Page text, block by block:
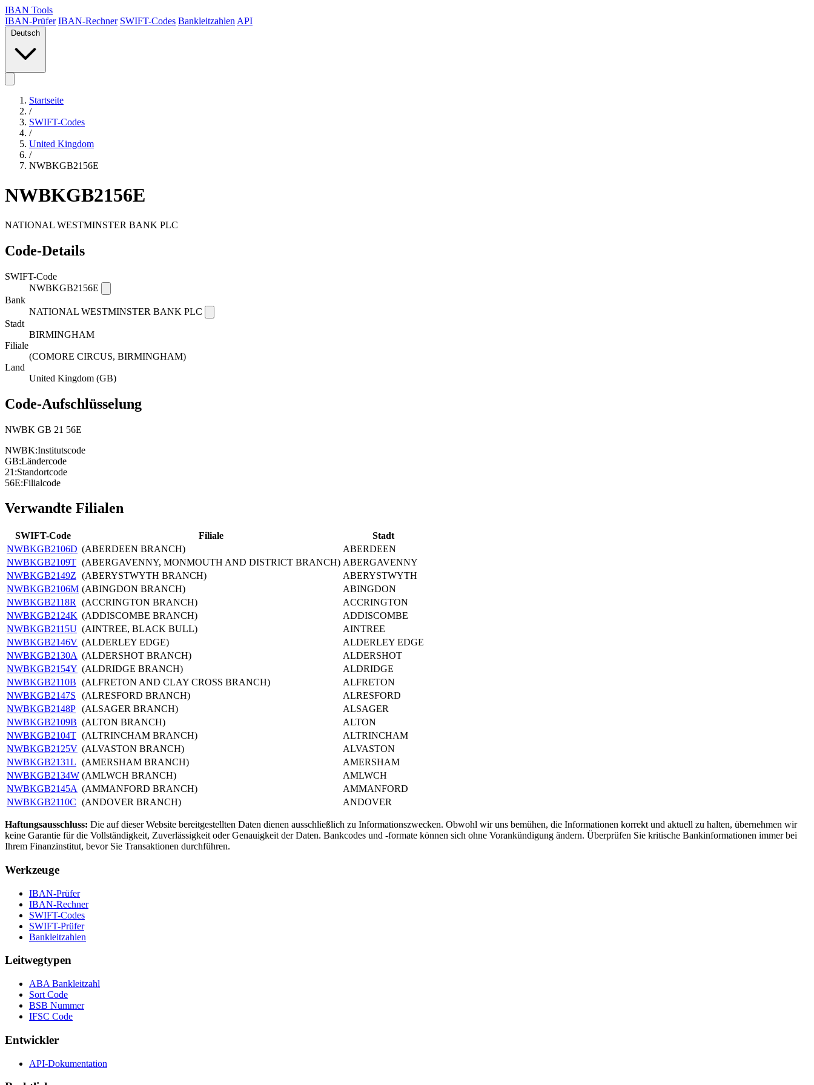
IBAN Tools
IBAN-Prüfer IBAN-Rechner SWIFT-Codes Bankleitzahlen API
Deutsch
Startseite
/
SWIFT-Codes
/
United Kingdom
/
NWBKGB2156E
NWBKGB2156E
NATIONAL WESTMINSTER BANK PLC
Code-Details
SWIFT-Code
NWBKGB2156E
Bank
NATIONAL WESTMINSTER BANK PLC
Stadt
BIRMINGHAM
Filiale
(COMORE CIRCUS, BIRMINGHAM)
Land
United Kingdom (GB)
Code-Aufschlüsselung
NWBK GB 21 56E
NWBK:Institutscode
GB:Ländercode
21:Standortcode
56E:Filialcode
Verwandte Filialen
SWIFT-Code Filiale
Stadt
NWBKGB2106D (ABERDEEN BRANCH)
ABERDEEN
NWBKGB2109T (ABERGAVENNY, MONMOUTH AND DISTRICT BRANCH) ABERGAVENNY
NWBKGB2149Z (ABERYSTWYTH BRANCH)
ABERYSTWYTH
NWBKGB2106M (ABINGDON BRANCH)
ABINGDON
NWBKGB2118R
(ACCRINGTON BRANCH)
ACCRINGTON
NWBKGB2124K (ADDISCOMBE BRANCH)
ADDISCOMBE
NWBKGB2115U (AINTREE, BLACK BULL)
AINTREE
NWBKGB2146V (ALDERLEY EDGE)
ALDERLEY EDGE
NWBKGB2130A (ALDERSHOT BRANCH)
ALDERSHOT
NWBKGB2154Y (ALDRIDGE BRANCH)
ALDRIDGE
NWBKGB2110B (ALFRETON AND CLAY CROSS BRANCH)
ALFRETON
NWBKGB2147S
(ALRESFORD BRANCH)
ALRESFORD
NWBKGB2148P (ALSAGER BRANCH)
ALSAGER
NWBKGB2109B (ALTON BRANCH)
ALTON
NWBKGB2104T (ALTRINCHAM BRANCH)
ALTRINCHAM
NWBKGB2125V (ALVASTON BRANCH)
ALVASTON
NWBKGB2131L (AMERSHAM BRANCH)
AMERSHAM
NWBKGB2134W (AMLWCH BRANCH)
AMLWCH
NWBKGB2145A (AMMANFORD BRANCH)
AMMANFORD
NWBKGB2110C (ANDOVER BRANCH) ANDOVER
Haftungsausschluss: Die auf dieser Website bereitgestellten Daten dienen ausschließlich zu Informationszwecken. Obwohl wir uns bemühen, die Informationen korrekt und aktuell zu halten, übernehmen wir
keine Garantie für die Vollständigkeit, Zuverlässigkeit oder Genauigkeit der Daten. Bankcodes und -formate können sich ohne Vorankündigung ändern. Überprüfen Sie kritische Bankinformationen immer bei
Ihrem Finanzinstitut, bevor Sie Transaktionen durchführen.
Werkzeuge
IBAN-Prüfer
IBAN-Rechner
SWIFT-Codes
SWIFT-Prüfer
Bankleitzahlen
Leitwegtypen
ABA Bankleitzahl
Sort Code
BSB Nummer
IFSC Code
Entwickler
API-Dokumentation